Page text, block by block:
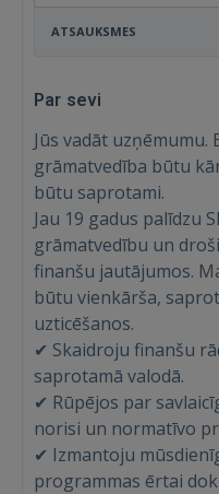
ATSAUKSMES
Par sevi
Jūs vadāt uzņēmumu.
grāmatvedība būtu
būtu saprotami.
Jau 19 gadus palīdzu
grāmatvedību un
finanšu jautājumos.
būtu vienkārša,
uzticēšanos.
✔ Skaidroju finanšu
saprotamā valodā.
✔ Rūpējos par
norisi un normatīvo
✔ Izmantoju
programmas ērtai